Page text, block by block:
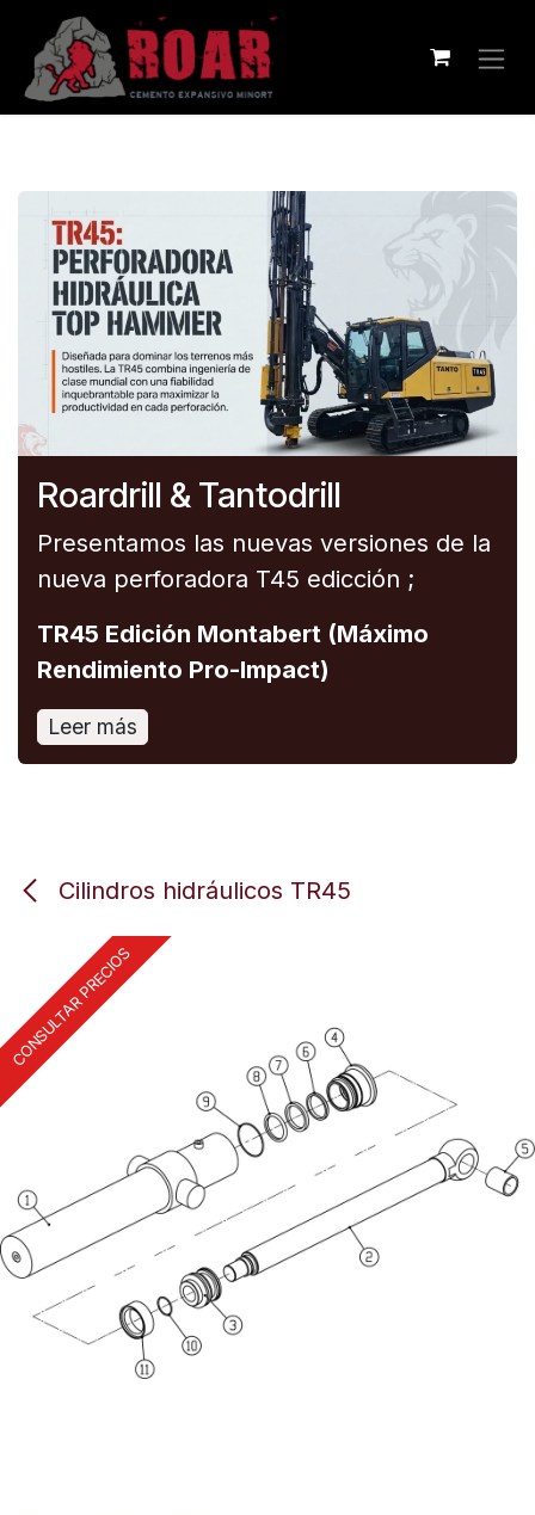
Ir al contenido
Roardrill & Tantodrill
Presentamos las nuevas versiones de la
nueva perforadora T45 edicción ;
TR45 Edición Montabert (Máximo
Rendimiento Pro-Impact)
Leer más
Cilindros hidráulicos TR45
CONSULTAR PRECIOS